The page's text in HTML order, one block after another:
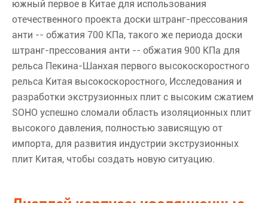
южный первое в Китае для использования
отечественного проекта доски штранг-прессования
анти -- обжатия 700 КПа, такого же периода доски
штранг-прессования анти -- обжатия 900 КПа для
рельса Пекина-Шанхая первого высокоскоростного
рельса Китая высокоскоростного, Исследования и
разработки экструзионных плит с высоким сжатием
SOHO успешно сломали область изоляционных плит
высокого давления, полностью зависящую от
импорта, для развития индустрии экструзионных
плит Китая, чтобы создать новую ситуацию.